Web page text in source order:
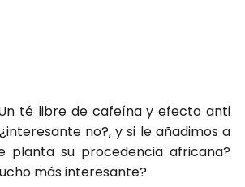
té libre de cafeína y efecto anti
no?, y si le añadimos a
planta su procedencia africana?
más interesante?